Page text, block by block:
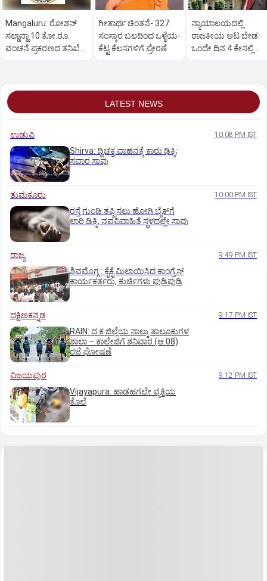
Mangaluru: ರೋಶನ್‌
ಸಲ್ಡಾನ್ಹಾ 10 ಕೋ.ರೂ.
ವಂಚನೆ ಪ್ರಕರಣದ ತನಿಖೆ
ಗೀತಾರ್ಥ ಚಿಂತನೆ- 327:
ಸಂಸ್ಕಾರ ಬಲದಿಂದ ಒಳ್ಳೆಯ-
ಕೆಟ್ಟ ಕೆಲಸಗಳಿಗೆ ಪ್ರೇರಣೆ
ನ್ಯಾಯಾಲಯದಲ್ಲಿ
ರಾಜಕೀಯ ಆಟ ಬೇಡ:
ಒಂದೇ ದಿನ 4 ಕೇಸಲ್ಲಿ
LATEST NEWS
ಉಡುಪಿ 10:08 PM IST
Shirva: ದ್ವಿಚಕ್ರ ವಾಹನಕ್ಕೆ ಕಾರು ಢಿಕ್ಕಿ;
ಸವಾರ ಸಾವು
ತುಮಕೂರು 10:00 PM IST
ರಸ್ತೆ ಗುಂಡಿ ತಪ್ಪಿಸಲು ಹೋಗಿ ಬೈಕ್‌ಗೆ
ಲಾರಿ ಡಿಕ್ಕಿ, ನವವಿವಾಹಿತೆ ಸ್ಥಳದಲ್ಲೇ ಸಾವು
ರಾಜ್ಯ 9:49 PM IST
ಶಿವಮೊಗ್ಗ : ಕೈಕೈ ಮಿಲಾಯಿಸಿದ ಕಾಂಗ್ರೆಸ್
ಕಾರ್ಯಕರ್ತರು, ಕುರ್ಚಿಗಳು ಪುಡಿಪುಡಿ
ದಕ್ಷಿಣಕನ್ನಡ 9:17 PM IST
RAIN: ದ.ಕ ಜಿಲ್ಲೆಯ ನಾಲ್ಕು ತಾಲೂಕುಗಳ
ಶಾಲಾ – ಕಾಲೇಜಿಗೆ ಶನಿವಾರ (ಆ.08)
ರಜೆ ಘೋಷಣೆ
ವಿಜಯಪುರ 9:12 PM IST
Vijayapura: ಹಾಡಹಗಲೇ ವ್ಯಕ್ತಿಯ
ಕೊಲೆ